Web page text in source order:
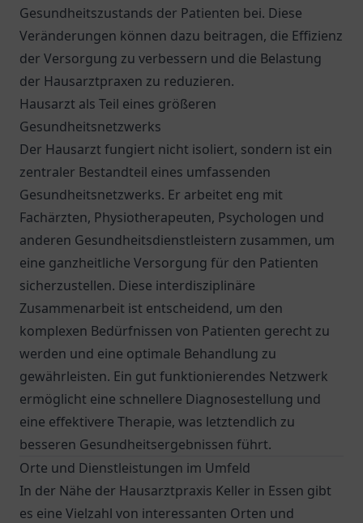
Gesundheitszustands der Patienten bei. Diese
Veränderungen können dazu beitragen, die Effizienz
der Versorgung zu verbessern und die Belastung
der Hausarztpraxen zu reduzieren.
Hausarzt als Teil eines größeren
Gesundheitsnetzwerks
Der Hausarzt fungiert nicht isoliert, sondern ist ein
zentraler Bestandteil eines umfassenden
Gesundheitsnetzwerks. Er arbeitet eng mit
Fachärzten, Physiotherapeuten, Psychologen und
anderen Gesundheitsdienstleistern zusammen, um
eine ganzheitliche Versorgung für den Patienten
sicherzustellen. Diese interdisziplinäre
Zusammenarbeit ist entscheidend, um den
komplexen Bedürfnissen von Patienten gerecht zu
werden und eine optimale Behandlung zu
gewährleisten. Ein gut funktionierendes Netzwerk
ermöglicht eine schnellere Diagnosestellung und
eine effektivere Therapie, was letztendlich zu
besseren Gesundheitsergebnissen führt.
Orte und Dienstleistungen im Umfeld
In der Nähe der Hausarztpraxis Keller in Essen gibt
es eine Vielzahl von interessanten Orten und